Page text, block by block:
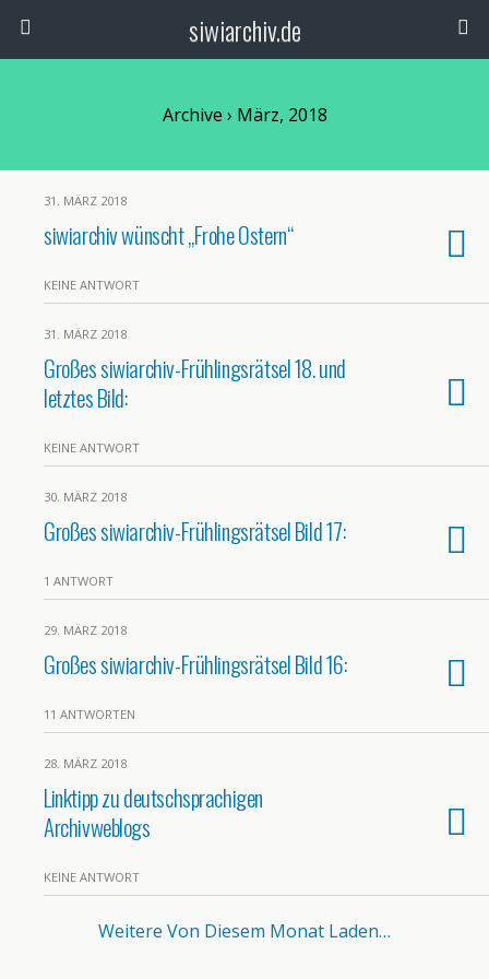
siwiarchiv.de
Archive › März, 2018
31. MÄRZ 2018
siwiarchiv wünscht „Frohe Ostern“
KEINE ANTWORT
31. MÄRZ 2018
Großes siwiarchiv-Frühlingsrätsel 18. und
letztes Bild:
KEINE ANTWORT
30. MÄRZ 2018
Großes siwiarchiv-Frühlingsrätsel Bild 17:
1 ANTWORT
29. MÄRZ 2018
Großes siwiarchiv-Frühlingsrätsel Bild 16:
11 ANTWORTEN
28. MÄRZ 2018
Linktipp zu deutschsprachigen
Archivweblogs
KEINE ANTWORT
Weitere Von Diesem Monat Laden…